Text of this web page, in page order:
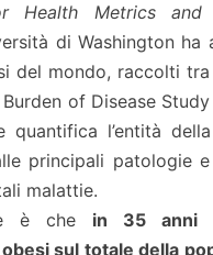
Health Metrics and
di Washington ha
del mondo, raccolti
of Disease Study
quantifica l’entità
principali patologie
malattie.
è che in 35 anni
sul totale della